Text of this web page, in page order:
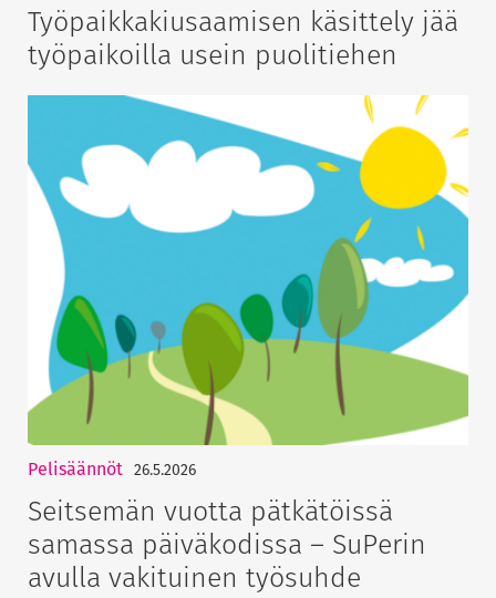
Työpaikkakiusaamisen käsittely jää
työpaikoilla usein puolitiehen
Pelisäännöt 26.5.2026
Seitsemän vuotta pätkätöissä
samassa päiväkodissa – SuPerin
avulla vakituinen työsuhde